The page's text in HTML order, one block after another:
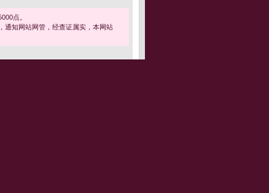
点。
通知网站网管，经查证属实，本网站